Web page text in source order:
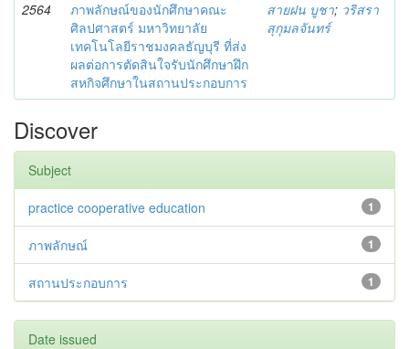
2564
ภาพลักษณ์ของนักศึกษาคณะ
ศิลปศาสตร์ มหาวิทยาลัย
เทคโนโลยีราชมงคลธัญบุรี ที่ส่ง
ผลต่อการตัดสินใจรับนักศึกษาฝึก
สหกิจศึกษาในสถานประกอบการ
สายฝน บูชา; วริสรา
สุกุมลจันทร์
Discover
Subject
1
practice cooperative education
1
ภาพลักษณ์
1
สถานประกอบการ
Date issued